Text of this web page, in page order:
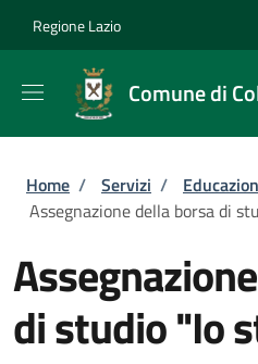
Regione Lazio
Comune di
Briciole di pane
Home / Servizi /
Assegnazione della borsa di
di studio "Io